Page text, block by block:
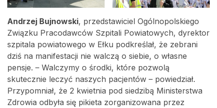
Andrzej Bujnowski, przedstawiciel Ogólnopolskiego
Związku Pracodawców Szpitali Powiatowych, dyrektor
szpitala powiatowego w Ełku podkreślał, że zebrani
dziś na manifestacji nie walczą o siebie, o własne
pensje. – Walczymy o środki, które pozwolą
skutecznie leczyć naszych pacjentów – powiedział.
Przypomniał, że 2 kwietnia pod siedzibą Ministerstwa
Zdrowia odbyła się pikieta zorganizowana przez